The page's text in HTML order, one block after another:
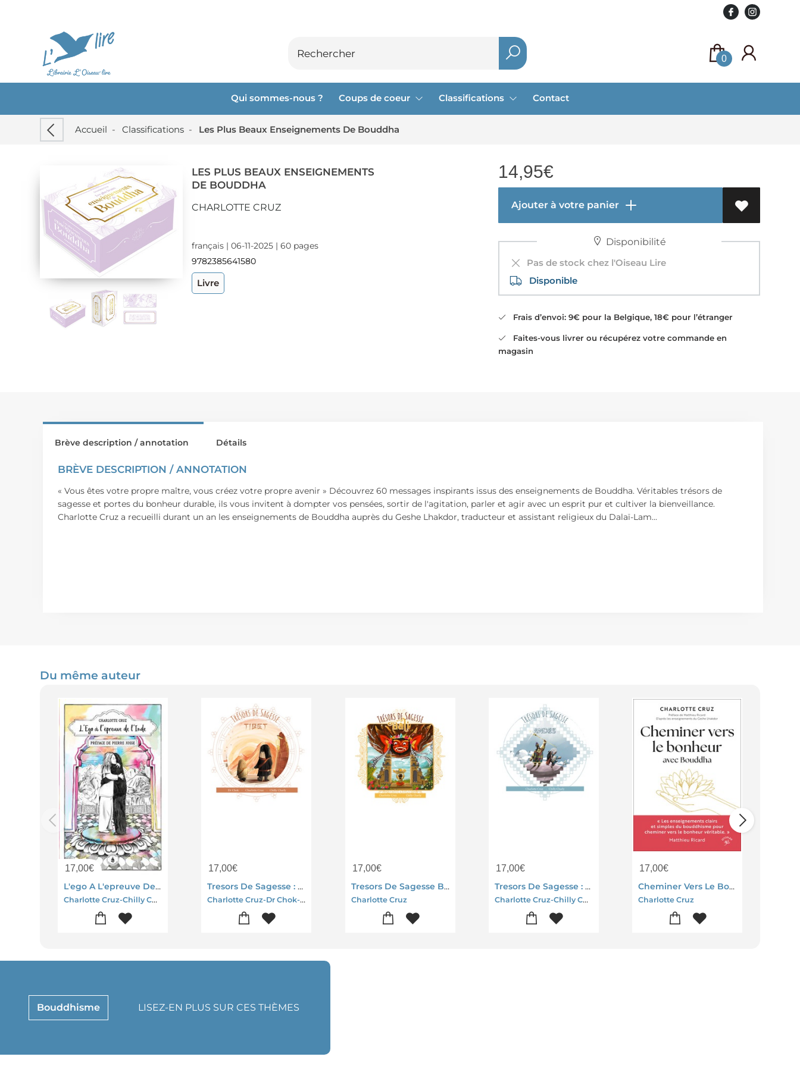
0
Qui sommes-nous ? Coups de coeur Classifications Contact
Accueil - Classifications - Les Plus Beaux Enseignements De Bouddha
LES PLUS BEAUX ENSEIGNEMENTS
DE BOUDDHA
CHARLOTTE CRUZ
français | 06-11-2025 | 60 pages
9782385641580
Livre
14,95€
Ajouter à votre panier
Disponibilité
Pas de stock chez l'Oiseau Lire
Disponible
Frais d’envoi: 9€ pour la Belgique, 18€ pour l’étranger
Faites-vous livrer ou récupérez votre commande en
magasin
Brève description / annotation
BRÈVE DESCRIPTION / ANNOTATION
« Vous êtes votre propre maître, vous créez votre propre avenir » Découvrez 60 messages inspirants issus des enseignements de Bouddha. Véritables trésors de
sagesse et portes du bonheur durable, ils vous invitent à dompter vos pensées, sortir de l'agitation, parler et agir avec un esprit pur et cultiver la bienveillance.
Charlotte Cruz a recueilli durant un an les enseignements de Bouddha auprès du Geshe Lhakdor, traducteur et assistant religieux du Dalaï-Lam...
Détails
Du même auteur
17,00€
L'ego A L'epreuve De L'inde
Charlotte Cruz-Chilly Charly
17,00€
Tresors De Sagesse : Tibet
Charlotte Cruz-Dr Chok-Chilly Charly
17,00€
Tresors De Sagesse Bali
Charlotte Cruz
17,00€
Tresors De Sagesse : Andes
Charlotte Cruz-Chilly Charly
17,00€
Cheminer Vers Le Bonheur Avec Bouddha
Charlotte Cruz
Bouddhisme LISEZ-EN PLUS SUR CES THÈMES